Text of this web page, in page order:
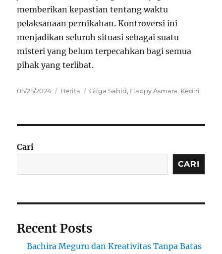
memberikan kepastian tentang waktu
pelaksanaan pernikahan. Kontroversi ini
menjadikan seluruh situasi sebagai suatu
misteri yang belum terpecahkan bagi semua
pihak yang terlibat.
Posted
05/25/2024 Categories
Berita Tags
Gilga Sahid, Happy Asmara, Kediri
Cari
CARI
Recent Posts
Bachira Meguru dan Kreativitas Tanpa Batas